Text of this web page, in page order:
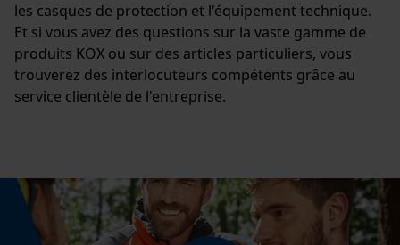
les casques de protection et l'équipement technique.
Et si vous avez des questions sur la vaste gamme de
produits KOX ou sur des articles particuliers, vous
trouverez des interlocuteurs compétents grâce au
service clientèle de l'entreprise.